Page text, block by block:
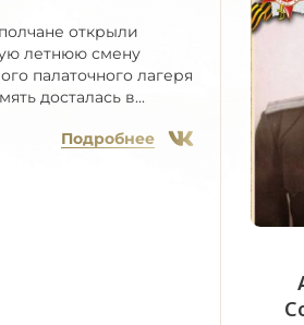
открыли
летнюю смену
палаточного лагеря
досталась в...
Подробнее